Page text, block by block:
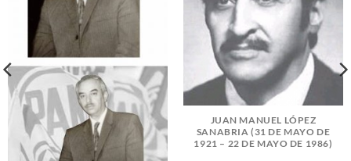
JUAN MANUEL LÓPEZ
SANABRIA (31 DE MAYO DE
1921 – 22 DE MAYO DE 1986)